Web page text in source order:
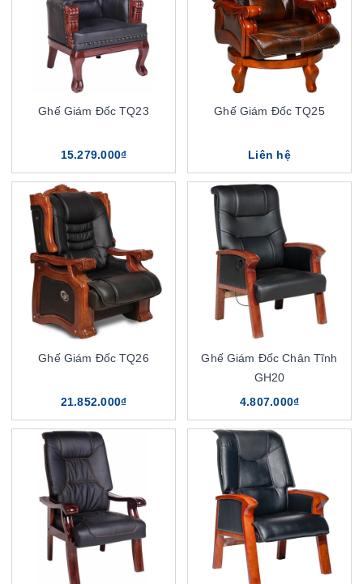
Ghế Giám Đốc TQ23
15.279.000₫
Ghế Giám Đốc TQ25
Liên hệ
Ghế Giám Đốc TQ26
21.852.000₫
Ghế Giám Đốc Chân Tĩnh
GH20
4.807.000₫